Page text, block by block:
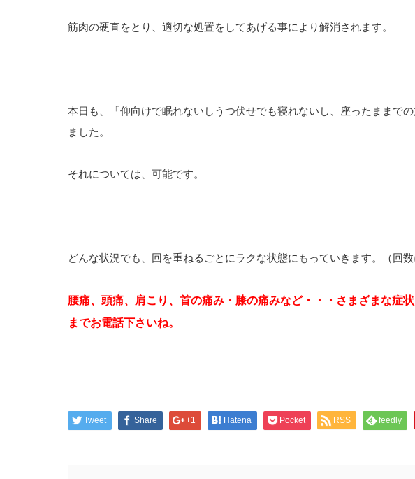
筋肉の硬直をとり、適切な処置をしてあげる事により解消されます。
本日も、「仰向けで眠れないしうつ伏せでも寝れないし、座ったままで
ました。
それについては、可能です。
どんな状況でも、回を重ねるごとにラクな状態にもっていきます。（回
腰痛、頭痛、肩こり、首の痛み・膝の痛みなど・・・さまざまな症
までお電話下さいね。
Tweet Share +1 Hatena Pocket RSS feedly